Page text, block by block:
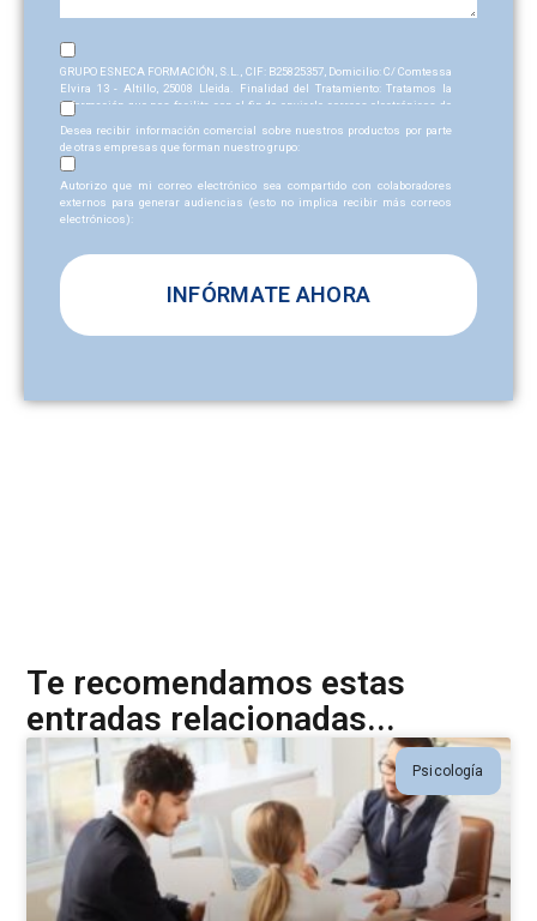
Sin
nombre
(Obligatorio)
GRUPO ESNECA FORMACIÓN, S.L., CIF: B25825357, Domicilio: C/ Comtessa
Elvira 13 - Altillo, 25008 Lleida. Finalidad del Tratamiento: Tratamos la
información que nos facilita con el fin de enviarle correos electrónicos de
productos que fueran de su interés. Legitimación del tratamiento:
Consentimiento del interesado. Derechos: Puede ejercitar sus derechos
identificándose suficientemente, dirigiéndose a la dirección
admin@grupoesneca.com . Para más información consulte nuestra
Política de Privacidad. Desea recibir información comercial (vía telefónica
y/o email):
Sin
nombre
Desea recibir información comercial sobre nuestros productos por parte
de otras empresas que forman nuestro grupo:
Sin
nombre
Autorizo que mi correo electrónico sea compartido con colaboradores
externos para generar audiencias (esto no implica recibir más correos
electrónicos):
l
:
Te recomendamos estas
entradas relacionadas...
Psicología